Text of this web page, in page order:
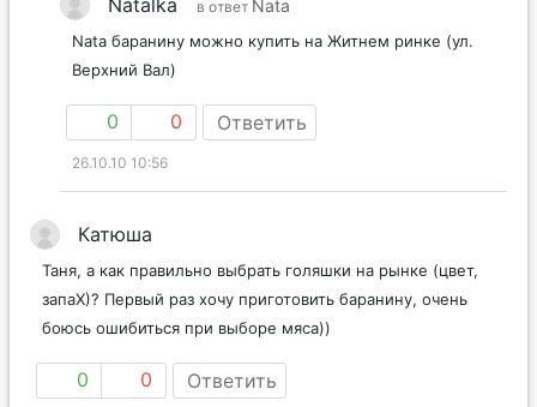
Natalka в ответ Nata
Nata баранину можно купить на Житнем ринке (ул.
Верхний Вал)
0 0 Ответить
26.10.10 10:56
Катюша
Таня, а как правильно выбрать голяшки на рынке (цвет,
запаХ)? Первый раз хочу приготовить баранину, очень
боюсь ошибиться при выборе мяса))
0 0 Ответить